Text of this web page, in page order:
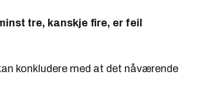
tre, kanskje fire, er feil
konkludere med at det nåværende